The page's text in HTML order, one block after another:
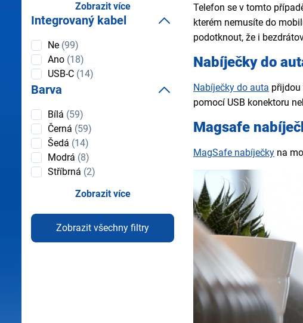
Telefon se v tomto
kterém nemusíte do
podotknout, že i
Nabíječky do
Nabíječky do auta přijdou
pomocí USB konektoru
Magsafe
MagSafe nabíječky na
Zobrazit více
Integrovaný kabel
Integrovaný
kabel
Ne (99)
Ano (18)
USB-C (14)
Barva
BarvaBílá (59)
Černá (59)
Šedá (14)
Modrá (8)
Stříbrná (2)
Zobrazit více
Zobrazit všechny filtry